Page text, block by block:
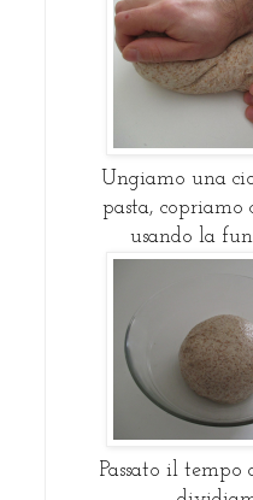
Ungiamo una
pasta, copriamo
usando la
Passato il